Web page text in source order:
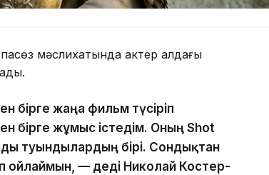
мәслихатында актер алдағы
бірге жаңа фильм түсіріп
бірге жұмыс істедім. Оның Shot
туындылардың бірі. Сондықтан
ойлаймын, — деді Николай Костер-